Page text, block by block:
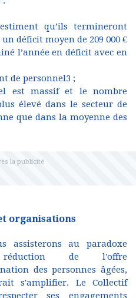
qu’ils termineront
déficit moyen de 209 000 €
l’année en déficit avec en
de personnel3 ;
est massif et le nombre
élevé dans le secteur de
que dans la moyenne des
organisations
assisterons au paradoxe
de l'offre
des personnes âgées,
s'amplifier. Le Collectif
ses engagements